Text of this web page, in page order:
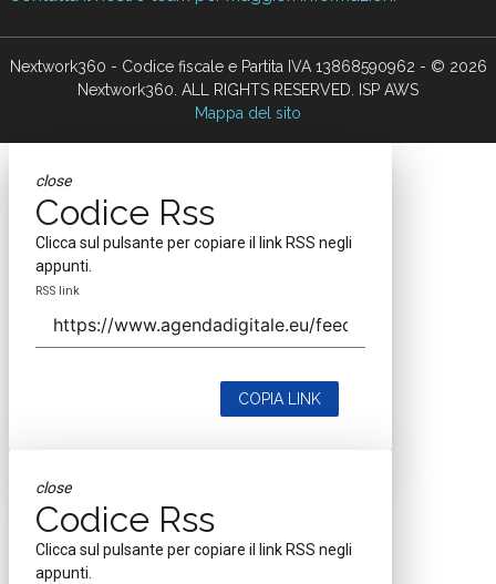
Nextwork360 - Codice fiscale e Partita IVA 13868590962 - © 2026
Nextwork360. ALL RIGHTS RESERVED. ISP AWS
Mappa del sito
close
Codice Rss
Clicca sul pulsante per copiare il link RSS negli
appunti.
RSS link
COPIA LINK
close
Codice Rss
Clicca sul pulsante per copiare il link RSS negli
appunti.